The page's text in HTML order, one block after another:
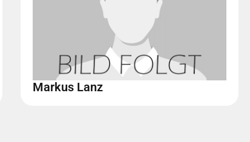
Markus Lanz